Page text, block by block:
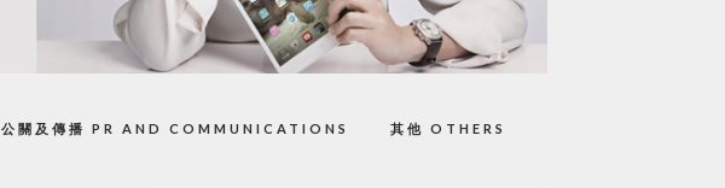
公關及傳播 PR AND COMMUNICATIONS 其他 OTHERS